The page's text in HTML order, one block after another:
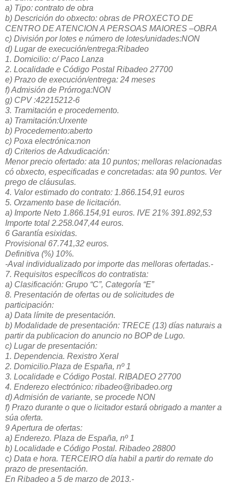
a) Tipo: contrato de obra
b) Descrición do obxecto: obras de PROXECTO DE
CENTRO DE ATENCION A PERSOAS MAIORES –OBRA
c) División por lotes e número de lotes/unidades:NON
d) Lugar de execución/entrega:Ribadeo
1. Domicilio: c/ Paco Lanza
2. Localidade e Código Postal Ribadeo 27700
e) Prazo de execución/entrega: 24 meses
f) Admisión de Prórroga:NON
g) CPV :42215212-6
3. Tramitación e procedemento.
a) Tramitación:Urxente
b) Procedemento:aberto
c) Poxa electrónica:non
d) Criterios de Adxudicación:
Menor precio ofertado: ata 10 puntos; melloras relacionadas
có obxecto, especificadas e concretadas: ata 90 puntos. Ver
prego de cláusulas.
4. Valor estimado do contrato: 1.866.154,91 euros
5. Orzamento base de licitación.
a) Importe Neto 1.866.154,91 euros. IVE 21% 391.892,53
Importe total 2.258.047,44 euros.
6 Garantía esixidas.
Provisional 67.741,32 euros.
Definitiva (%) 10%.
-Aval individualizado por importe das melloras ofertadas.-
7. Requisitos específicos do contratista:
a) Clasificación: Grupo “C”, Categoría “E”
8. Presentación de ofertas ou de solicitudes de
participación:
a) Data límite de presentación.
b) Modalidade de presentación: TRECE (13) días naturais a
partir da publicacion do anuncio no BOP de Lugo.
c) Lugar de presentación:
1. Dependencia. Rexistro Xeral
2. Domicilio.Plaza de España, nº 1
3. Localidade e Código Postal. RIBADEO 27700
4. Enderezo electrónico: ribadeo@ribadeo.org
d) Admisión de variante, se procede NON
f) Prazo durante o que o licitador estará obrigado a manter a
súa oferta.
9 Apertura de ofertas:
a) Enderezo. Plaza de España, nº 1
b) Localidade e Código Postal. Ribadeo 28800
c) Data e hora. TERCEIRO día habil a partir do remate do
prazo de presentación.
En Ribadeo a 5 de marzo de 2013.-